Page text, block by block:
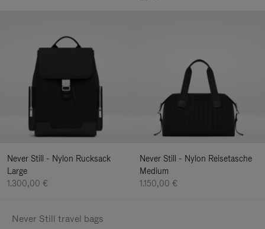
Never Still - Nylon Rucksack
Large
1.300,00 €
Never Still - Nylon Reisetasche
Medium
1.150,00 €
Never Still travel bags